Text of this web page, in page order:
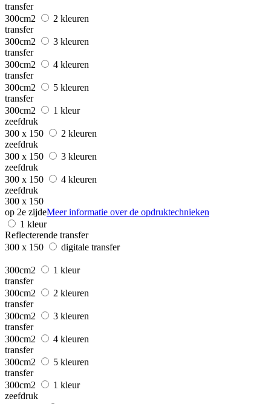
transfer
300cm2
2 kleuren
transfer
300cm2
3 kleuren
transfer
300cm2
4 kleuren
transfer
300cm2
5 kleuren
transfer
300cm2
1 kleur
zeefdruk
300 x 150
2 kleuren
zeefdruk
300 x 150
3 kleuren
zeefdruk
300 x 150
4 kleuren
zeefdruk
300 x 150
op 2e zijdeMeer informatie over de opdruktechnieken
1 kleur
Reflecterende transfer
300 x 150
digitale transfer
300cm2
1 kleur
transfer
300cm2
2 kleuren
transfer
300cm2
3 kleuren
transfer
300cm2
4 kleuren
transfer
300cm2
5 kleuren
transfer
300cm2
1 kleur
zeefdruk